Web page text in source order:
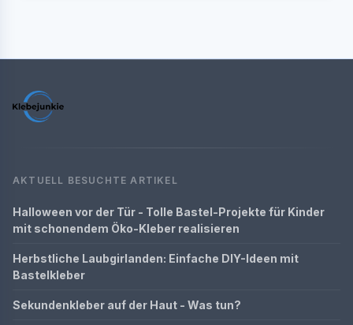
AKTUELL BESUCHTE ARTIKEL
Halloween vor der Tür - Tolle Bastel-Projekte für Kinder
mit schonendem Öko-Kleber realisieren
Herbstliche Laubgirlanden: Einfache DIY-Ideen mit
Bastelkleber
Sekundenkleber auf der Haut - Was tun?